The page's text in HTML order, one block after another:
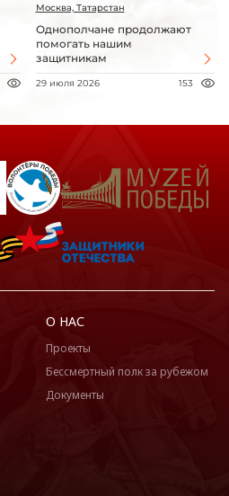
Москва, Татарстан
Однополчане продолжают
помогать нашим
защитникам
29 июля 2026 153
О НАС
Проекты
Бессмертный полк за рубежом
Документы